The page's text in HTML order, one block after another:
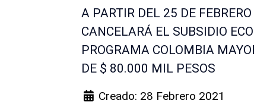
A PARTIR DEL 25 DE
CANCELARÁ EL SUBSIDIO
PROGRAMA COLOMBIA
DE $ 80.000 MIL PESOS
Creado: 28 Febrero 2021